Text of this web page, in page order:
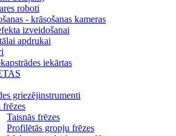
roboti
- krāsošanas kameras
izveidošanai
apdrukai
iekārtas
griezējinstrumenti
frēzes
Taisnās frēzes
Profilētās gropju frēzes